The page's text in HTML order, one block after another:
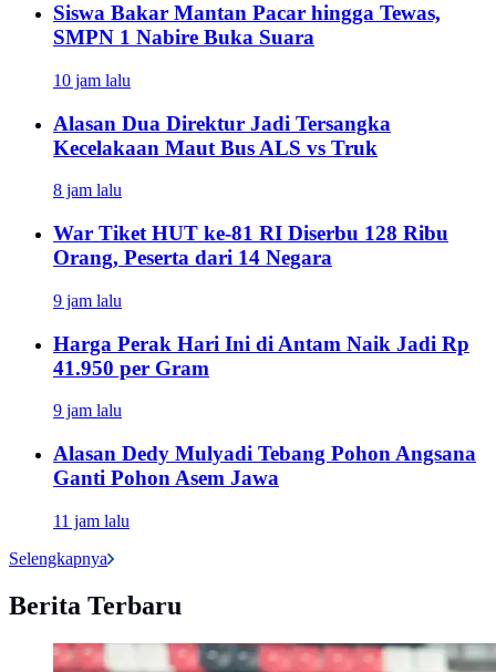
Siswa Bakar Mantan Pacar hingga Tewas,
SMPN 1 Nabire Buka Suara
10 jam lalu
Alasan Dua Direktur Jadi Tersangka
Kecelakaan Maut Bus ALS vs Truk
8 jam lalu
War Tiket HUT ke-81 RI Diserbu 128 Ribu
Orang, Peserta dari 14 Negara
9 jam lalu
Harga Perak Hari Ini di Antam Naik Jadi Rp
41.950 per Gram
9 jam lalu
Alasan Dedy Mulyadi Tebang Pohon Angsana
Ganti Pohon Asem Jawa
11 jam lalu
Selengkapnya
Berita Terbaru